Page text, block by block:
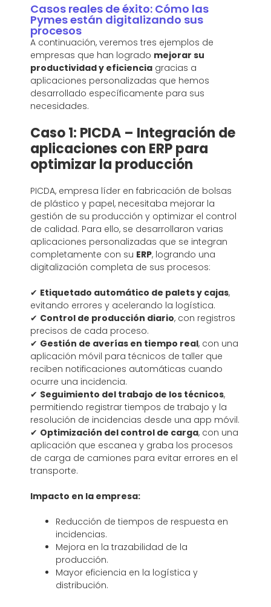
Casos reales de éxito: Cómo las
Pymes están digitalizando sus
procesos
A continuación, veremos tres ejemplos de
empresas que han logrado mejorar su
productividad y eficiencia gracias a
aplicaciones personalizadas que hemos
desarrollado específicamente para sus
necesidades.
Caso 1: PICDA – Integración de
aplicaciones con ERP para
optimizar la producción
PICDA, empresa líder en fabricación de bolsas
de plástico y papel, necesitaba mejorar la
gestión de su producción y optimizar el control
de calidad. Para ello, se desarrollaron varias
aplicaciones personalizadas que se integran
completamente con su ERP, logrando una
digitalización completa de sus procesos:
✔ Etiquetado automático de palets y cajas,
evitando errores y acelerando la logística.
✔ Control de producción diario, con registros
precisos de cada proceso.
✔ Gestión de averías en tiempo real, con una
aplicación móvil para técnicos de taller que
reciben notificaciones automáticas cuando
ocurre una incidencia.
✔ Seguimiento del trabajo de los técnicos,
permitiendo registrar tiempos de trabajo y la
resolución de incidencias desde una app móvil.
✔ Optimización del control de carga, con una
aplicación que escanea y graba los procesos
de carga de camiones para evitar errores en el
transporte.
Impacto en la empresa:
Reducción de tiempos de respuesta en
incidencias.
Mejora en la trazabilidad de la
producción.
Mayor eficiencia en la logística y
distribución.